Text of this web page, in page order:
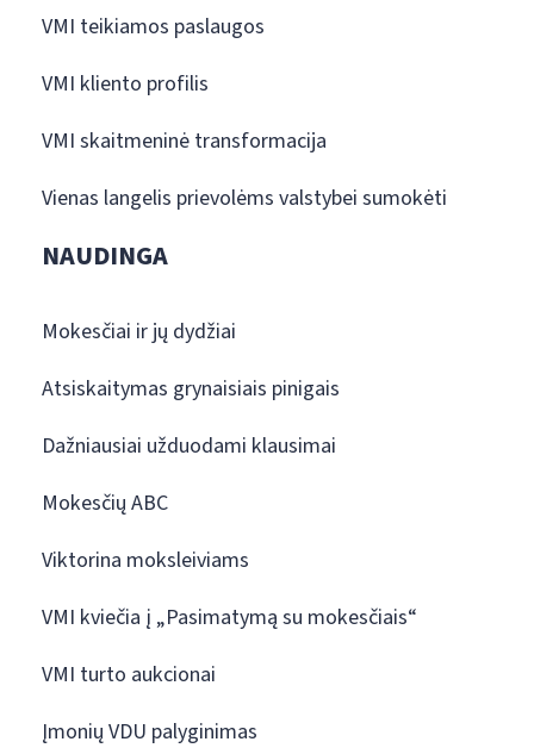
VMI teikiamos paslaugos
VMI kliento profilis
VMI skaitmeninė transformacija
Vienas langelis prievolėms valstybei sumokėti
NAUDINGA
Mokesčiai ir jų dydžiai
Atsiskaitymas grynaisiais pinigais
Dažniausiai užduodami klausimai
Mokesčių ABC
Viktorina moksleiviams
VMI kviečia į „Pasimatymą su mokesčiais“
VMI turto aukcionai
Įmonių VDU palyginimas